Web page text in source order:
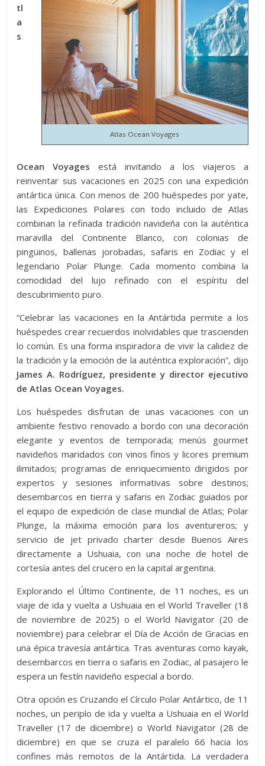
Atlas Ocean Voyages
tl
a
s
Ocean Voyages está invitando a los viajeros a
reinventar sus vacaciones en 2025 con una expedición
antártica única. Con menos de 200 huéspedes por yate,
las Expediciones Polares con todo incluido de Atlas
combinan la refinada tradición navideña con la auténtica
maravilla del Continente Blanco, con colonias de
pingüinos, ballenas jorobadas, safaris en Zodiac y el
legendario Polar Plunge. Cada momento combina la
comodidad del lujo refinado con el espíritu del
descubrimiento puro.
“Celebrar las vacaciones en la Antártida permite a los
huéspedes crear recuerdos inolvidables que trascienden
lo común. Es una forma inspiradora de vivir la calidez de
la tradición y la emoción de la auténtica exploración”, dijo
James A. Rodríguez, presidente y director ejecutivo
de Atlas Ocean Voyages.
Los huéspedes disfrutan de unas vacaciones con un
ambiente festivo renovado a bordo con una decoración
elegante y eventos de temporada; menús gourmet
navideños maridados con vinos finos y licores premium
ilimitados; programas de enriquecimiento dirigidos por
expertos y sesiones informativas sobre destinos;
desembarcos en tierra y safaris en Zodiac guiados por
el equipo de expedición de clase mundial de Atlas; Polar
Plunge, la máxima emoción para los aventureros; y
servicio de jet privado charter desde Buenos Aires
directamente a Ushuaia, con una noche de hotel de
cortesía antes del crucero en la capital argentina.
Explorando el Último Continente, de 11 noches, es un
viaje de ida y vuelta a Ushuaia en el World Traveller (18
de noviembre de 2025) o el World Navigator (20 de
noviembre) para celebrar el Día de Acción de Gracias en
una épica travesía antártica. Tras aventuras como kayak,
desembarcos en tierra o safaris en Zodiac, al pasajero le
espera un festín navideño especial a bordo.
Otra opción es Cruzando el Círculo Polar Antártico, de 11
noches, un periplo de ida y vuelta a Ushuaia en el World
Traveller (17 de diciembre) o World Navigator (28 de
diciembre) en que se cruza el paralelo 66 hacia los
confines más remotos de la Antártida. La verdadera